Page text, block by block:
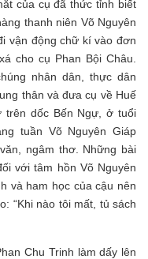
của cụ đã thức tỉnh biết
thanh niên Võ Nguyên
vận động chữ kí vào đơn
cho cụ Phan Bội Châu.
nhân dân, thực dân
thân và đưa cụ về Huế
trên dốc Bến Ngự, ở tuổi
tuần Võ Nguyên Giáp
ngâm thơ. Những bài
với tâm hồn Võ Nguyên
và ham học của cậu nên
“Khi nào tôi mất, tủ sách
Chu Trinh làm dấy lên